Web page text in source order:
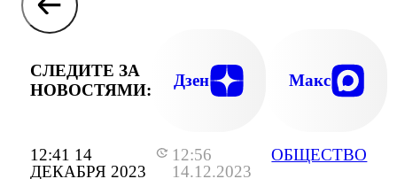
12:41 14
ДЕКАБРЯ 2023
12:56
14.12.2023
ОБЩЕСТВО
СЛЕДИТЕ ЗА
НОВОСТЯМИ:
Дзен Макс